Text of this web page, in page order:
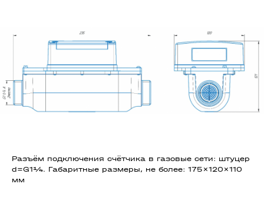
Разъём подключения счётчика в газовые сети: штуцер
d=G1¼. Габаритные размеры, не более: 175×120×110
мм